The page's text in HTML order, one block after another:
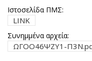
Ιστοσελίδα ΠΜΣ:
LINK
Συνημμένα αρχεία:
ΩΓΟΟ46ΨΖΥ1-